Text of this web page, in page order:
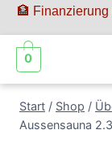
🏦
0
Start / Shop /
Aussensauna